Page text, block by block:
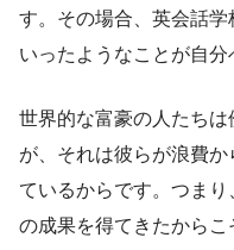
す。その場合、英会話
いったようなことが自分
世界的な富豪の人たち
が、それは彼らが浪費
ているからです。つま
の成果を得てきたから